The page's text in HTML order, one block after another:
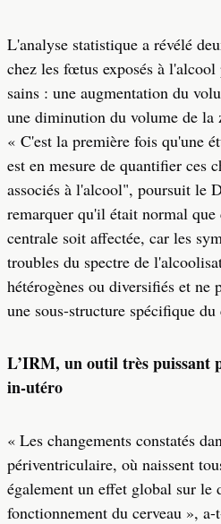
L'analyse statistique a révélé
chez les fœtus exposés à
sains : une augmentation du
une diminution du volume de la
« C'est la première fois qu'une
est en mesure de quantifier ces
associés à l'alcool", poursuit le
remarquer qu'il était normal que
centrale soit affectée, car les
troubles du spectre de
hétérogènes ou diversifiés et ne
une sous-structure spécifique du
L’IRM, un outil très puissant
in-utéro
« Les changements constatés
périventriculaire, où naissent
également un effet global sur le
fonctionnement du cerveau »,